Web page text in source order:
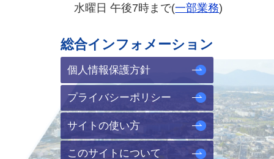
水曜日 午後7時まで(一部業務)
総合インフォメーション
個人情報保護方針
プライバシーポリシー
サイトの使い方
このサイトについて